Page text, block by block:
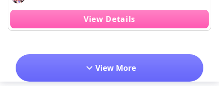
View Details
View More